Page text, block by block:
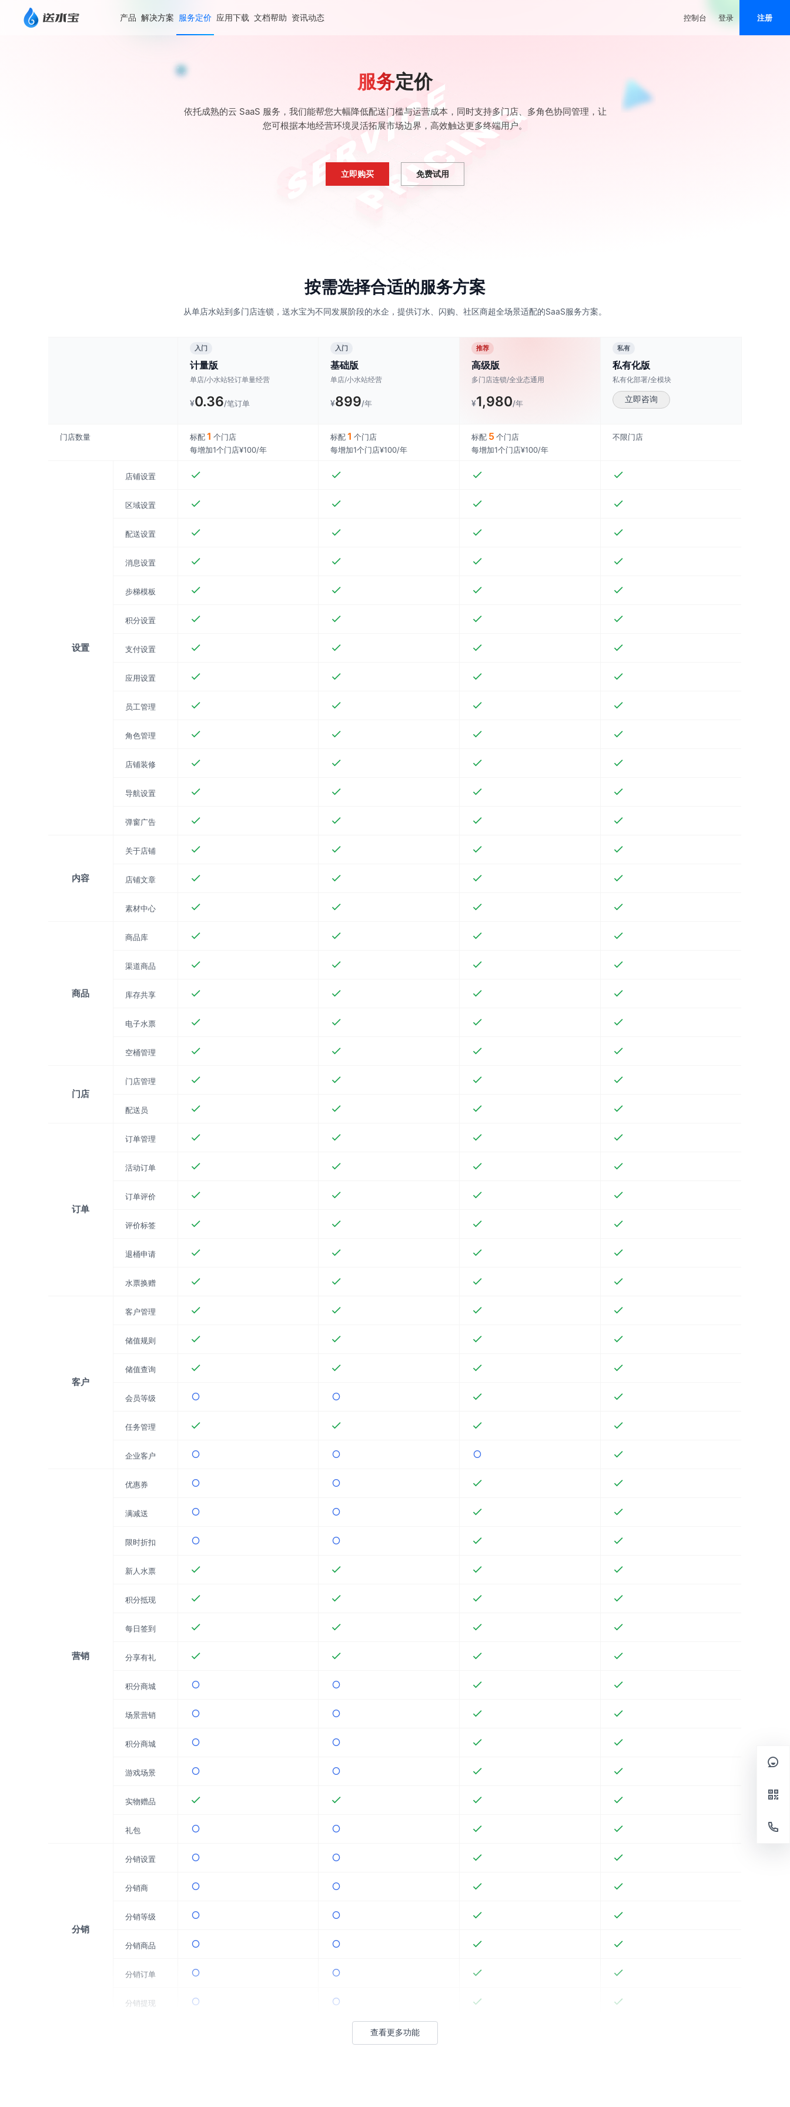
产品 解决方案 服务定价 应用下载 文档帮助 资讯动态 控制台 登录 注册
服务定价
依托成熟的云 SaaS 服务，我们能帮您大幅降低配送门槛与运营成本，同时支持多门店、多角色协同管理，让
您可根据本地经营环境灵活拓展市场边界，高效触达更多终端用户。
立即购买 免费试用
按需选择合适的服务方案
从单店水站到多门店连锁，送水宝为不同发展阶段的水企，提供订水、闪购、社区商超全场景适配的SaaS服务方案。
入门
计量版
单店/小水站轻订单量经营
¥0.36/笔订单
入门
基础版
单店/小水站经营
¥899/年
推荐
高级版
多门店连锁/全业态通用
¥1,980/年
私有
私有化版
私有化部署/全模块
立即咨询
门店数量 标配1 个门店
每增加1个门店¥100/年
标配1 个门店
每增加1个门店¥100/年
标配 5个门店
每增加1个门店¥100/年
不限门店
设置
店铺设置
区域设置
配送设置
消息设置
步梯模板
积分设置
支付设置
应用设置
员工管理
角色管理
店铺装修
导航设置
弹窗广告
内容
关于店铺
店铺文章
素材中心
商品
商品库
渠道商品
库存共享
电子水票
空桶管理
门店
门店管理
配送员
订单
订单管理
活动订单
订单评价
评价标签
退桶申请
水票换赠
客户
客户管理
储值规则
储值查询
会员等级
任务管理
企业客户
营销
优惠券
满减送
限时折扣
新人水票
积分抵现
每日签到
分享有礼
积分商城
场景营销
积分商城
游戏场景
实物赠品
礼包
分销
分销设置
分销商
分销等级
分销商品
分销订单
分销提现
查看更多功能